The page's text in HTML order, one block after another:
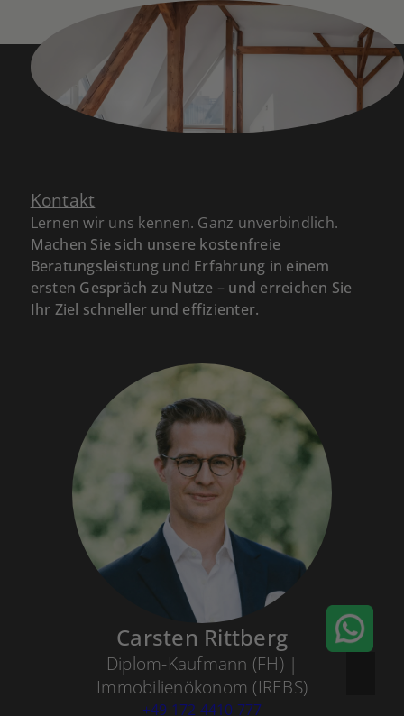
Kontakt
Lernen wir uns kennen. Ganz unverbindlich.
Machen Sie sich unsere kostenfreie
Beratungsleistung und Erfahrung in einem
ersten Gespräch zu Nutze – und erreichen Sie
Ihr Ziel schneller und effizienter.
Carsten Rittberg
Diplom-Kaufmann (FH) |
Immobilienökonom (IREBS)
+49 172 4410 777